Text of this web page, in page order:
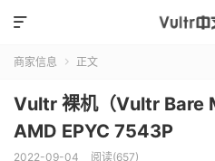

商家信息  正文
Vultr 裸机（Vultr Bare
AMD EPYC 7543P
2022-09-04 阅读(657)